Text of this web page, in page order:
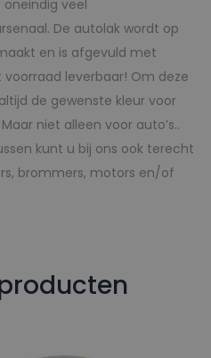
veel
De autolak wordt op
en is afgevuld met
leverbaar! Om deze
de gewenste kleur voor
niet alleen voor auto’s..
kunt u bij ons ook terecht
brommers, motors en/of